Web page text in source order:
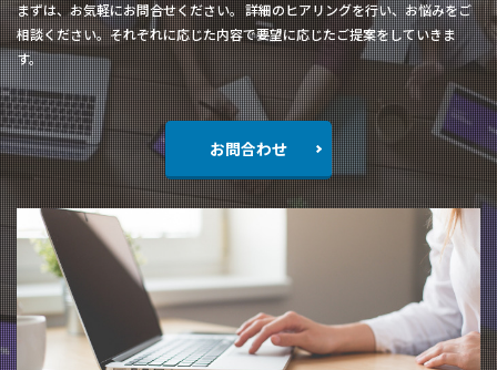
まずは、お気軽にお問合せください。 詳細のヒアリングを行い、お悩みをご
相談ください。それぞれに応じた内容で要望に応じたご提案をしていきま
す。
お問合わせ